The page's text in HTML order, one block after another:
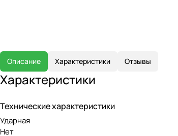
Описание Характеристики Отзывы
Характеристики
Технические характеристики
Ударная
Нет